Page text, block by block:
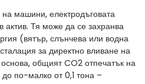
машини, електродъговата
актив. Тя може да се захранва
(вятър, слънчева или водна
за директно вливане на
общият CO2 отпечатък на
по-малко от 0,1 тона –